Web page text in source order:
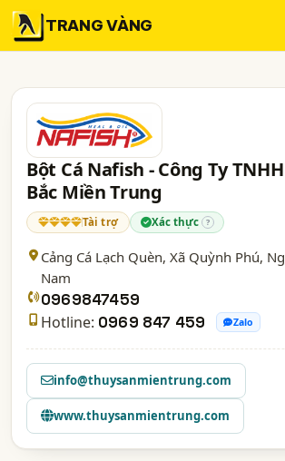
TRANG VÀNG
Bột Cá Nafish - Công Ty
Bắc Miền Trung
Tài trợ Xác thực ?
Cảng Cá Lạch Quèn, Xã Quỳnh Phú,
Nam
0969847459
Hotline: 0969 847 459 Zalo
info@thuysanmientrung.com
www.thuysanmientrung.com